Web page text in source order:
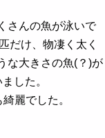
さんの魚が泳いで
だけ、物凄く太く
な大きさの魚(？)が
した。
麗でした。